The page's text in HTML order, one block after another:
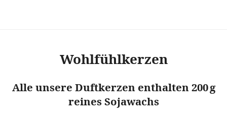
Wohlfühlkerzen
Alle unsere Duftkerzen enthalten 200 g
reines Sojawachs